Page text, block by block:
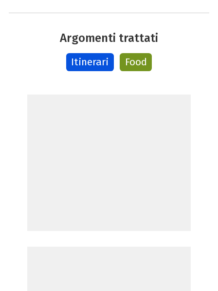
Argomenti trattati
Itinerari Food